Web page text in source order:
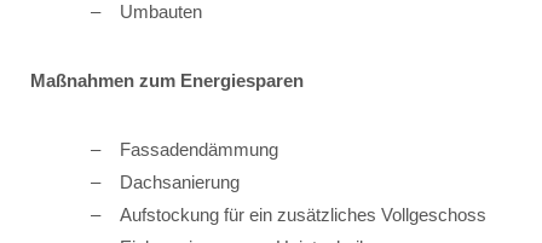
Umbauten
Maßnahmen zum Energiesparen
Fassadendämmung
Dachsanierung
Aufstockung für ein zusätzliches Vollgeschoss